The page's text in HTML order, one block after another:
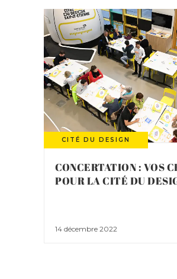
CITÉ DU DESIGN
CONCERTATION : VOS
POUR LA CITÉ DU
14 décembre 2022